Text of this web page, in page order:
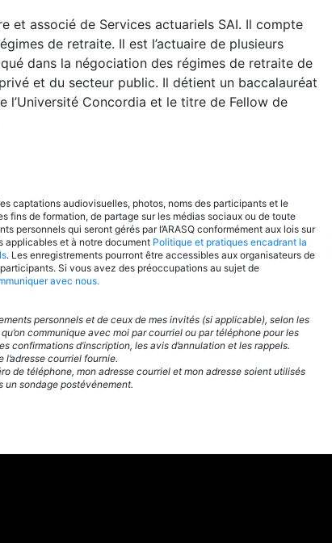
et associé de Services actuariels SAI. Il compte
de retraite. Il est l’actuaire de plusieurs
dans la négociation des régimes de retraite de
et du secteur public. Il détient un baccalauréat
l’Université Concordia et le titre de Fellow de
captations audiovisuelles, photos, noms des participants et le
fins de formation, de partage sur les médias sociaux ou de toute
personnels qui seront gérés par l’ARASQ conformément aux lois sur
applicables et à notre document Politique et pratiques encadrant la
. Les enregistrements pourront être accessibles aux organisateurs de
participants. Si vous avez des préoccupations au sujet de
avec nous.
personnels et de ceux de mes invités (si applicable), selon les
communique avec moi par courriel ou par téléphone pour les
confirmations d’inscription, les avis d’annulation et les rappels.
courriel fournie.
de téléphone, mon adresse courriel et mon adresse soient utilisés
un sondage postévénement.